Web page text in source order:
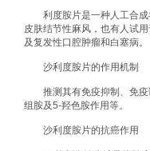
利度胺片是一种人工合成
皮肤结节性麻风，也有人试
及复发性口腔肿瘤和白塞病。
沙利度胺片的作用机制
推测其有免疫抑制、免疫
组胺及5-羟色胺作用等。
沙利度胺片的抗癌作用